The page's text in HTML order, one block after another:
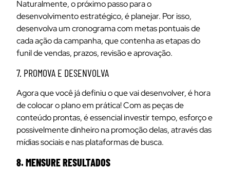
Naturalmente, o próximo passo para o
desenvolvimento estratégico, éplanejar. Por isso,
desenvolva um cronograma com metas pontuais de
cada ação da campanha, que contenha as etapas do
funil de vendas, prazos, revisão e aprovação.
7. PROMOVA E DESENVOLVA
Agora que você já definiu o que vai desenvolver, é hora
de colocar o plano em prática! Com as peças de
conteúdo prontas, é essencial investir tempo, esforço e
possivelmente dinheiro na promoção delas, através das
mídias sociais e nas plataformas de busca.
8. MENSURE RESULTADOS